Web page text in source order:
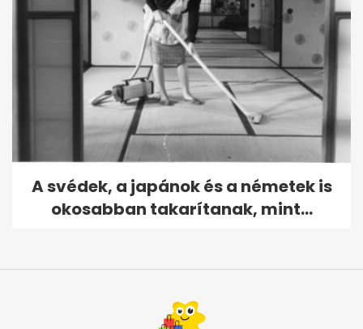
A svédek, a japánok és a németek is
okosabban takarítanak, mint...